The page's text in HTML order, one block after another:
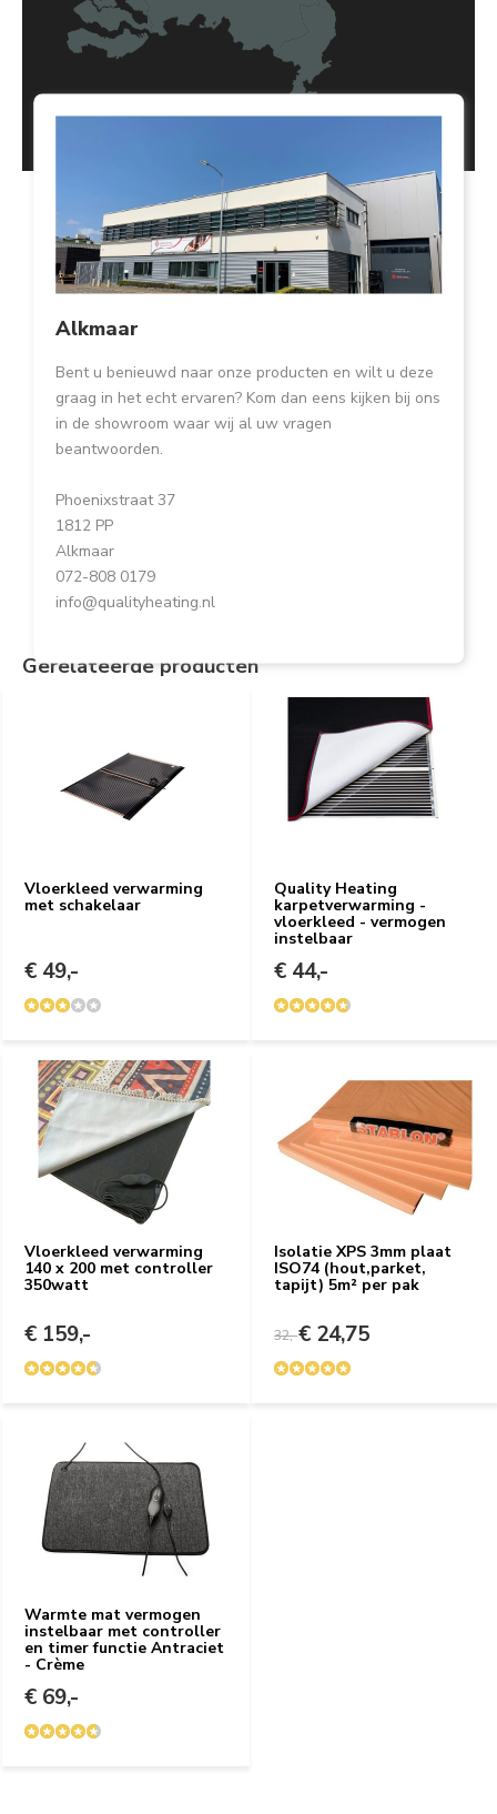
Alkmaar
Bent u benieuwd naar onze producten en wilt u deze
graag in het echt ervaren? Kom dan eens kijken bij ons
in de showroom waar wij al uw vragen
beantwoorden.
Phoenixstraat 37
1812 PP
Alkmaar
072-808 0179
info@qualityheating.nl
Gerelateerde producten
Vloerkleed verwarming
met schakelaar
€ 49,-
Quality Heating
karpetverwarming -
vloerkleed - vermogen
instelbaar
€ 44,-
Vloerkleed verwarming
140 x 200 met controller
350watt
€ 159,-
Isolatie XPS 3mm plaat
ISO74 (hout,parket,
tapijt) 5m² per pak
32,-€ 24,75
Warmte mat vermogen
instelbaar met controller
en timer functie Antraciet
- Crème
€ 69,-